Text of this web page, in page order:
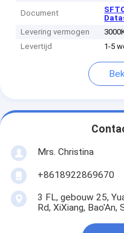
Document
Levering vermogen
Levertijd
1-5
Mrs. Christina
+8618922869670
3 FL, gebouw 25,
Rd, XiXiang, Bao'An,